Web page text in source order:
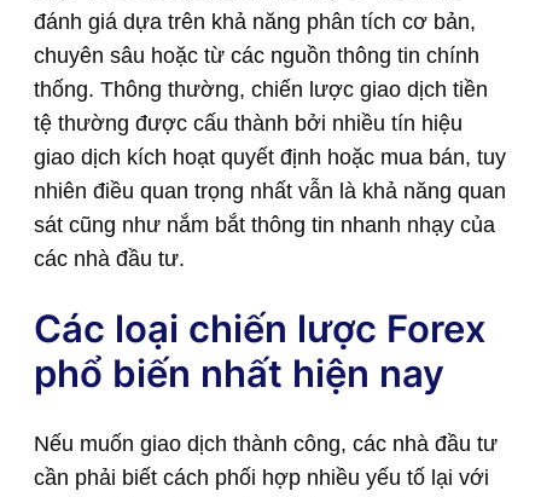
đánh giá dựa trên khả năng phân tích cơ bản,
chuyên sâu hoặc từ các nguồn thông tin chính
thống. Thông thường, chiến lược giao dịch tiền
tệ thường được cấu thành bởi nhiều tín hiệu
giao dịch kích hoạt quyết định hoặc mua bán, tuy
nhiên điều quan trọng nhất vẫn là khả năng quan
sát cũng như nắm bắt thông tin nhanh nhạy của
các nhà đầu tư.
Các loại chiến lược Forex
phổ biến nhất hiện nay
Nếu muốn giao dịch thành công, các nhà đầu tư
cần phải biết cách phối hợp nhiều yếu tố lại với